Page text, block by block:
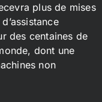
plus de mises
des centaines de
dont une
non